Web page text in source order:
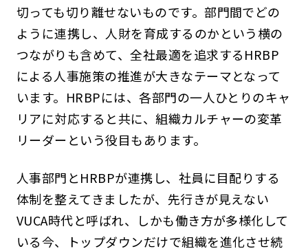
切っても切り離せないものです。部門間でどの
ように連携し、人財を育成するのかという横の
つながりも含めて、全社最適を追求するHRBP
による人事施策の推進が大きなテーマとなって
います。HRBPには、各部門の一人ひとりのキャ
リアに対応すると共に、組織カルチャーの変革
リーダーという役目もあります。
人事部門とHRBPが連携し、社員に目配りする
体制を整えてきましたが、先行きが見えない
VUCA時代と呼ばれ、しかも働き方が多様化して
いる今、トップダウンだけで組織を進化させ続